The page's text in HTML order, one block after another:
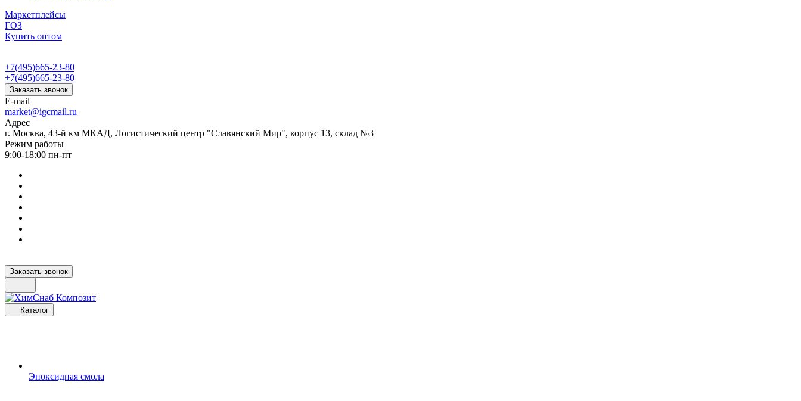
Маркетплейсы
ГОЗ
Купить оптом
+7(495)665-23-80
+7(495)665-23-80
Заказать звонок
E-mail
market@igcmail.ru
Адрес
г. Москва, 43-й км МКАД, Логистический центр "Славянский Мир", корпус 13, склад №3
Режим работы
9:00-18:00 пн-пт
Заказать звонок
Каталог
Эпоксидная смола